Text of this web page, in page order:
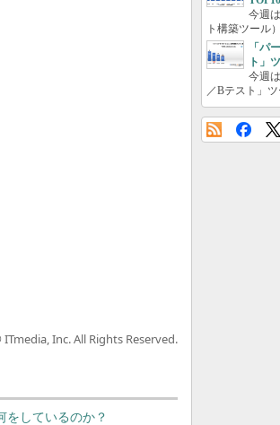
Inc. All Rights Reserved.
しているのか？
今週
ト構築ツール
「パ
ト」
今週
／Bテスト」